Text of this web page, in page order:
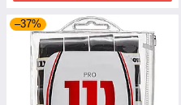
–37%